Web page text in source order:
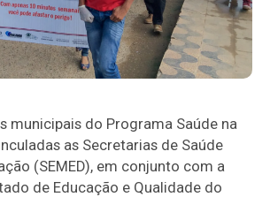
municipais do Programa Saúde na
as Secretarias de Saúde
(SEMED), em conjunto com a
de Educação e Qualidade do